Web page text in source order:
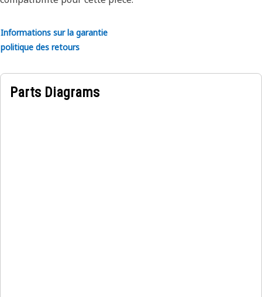
Informations sur la garantie
politique des retours
Parts Diagrams